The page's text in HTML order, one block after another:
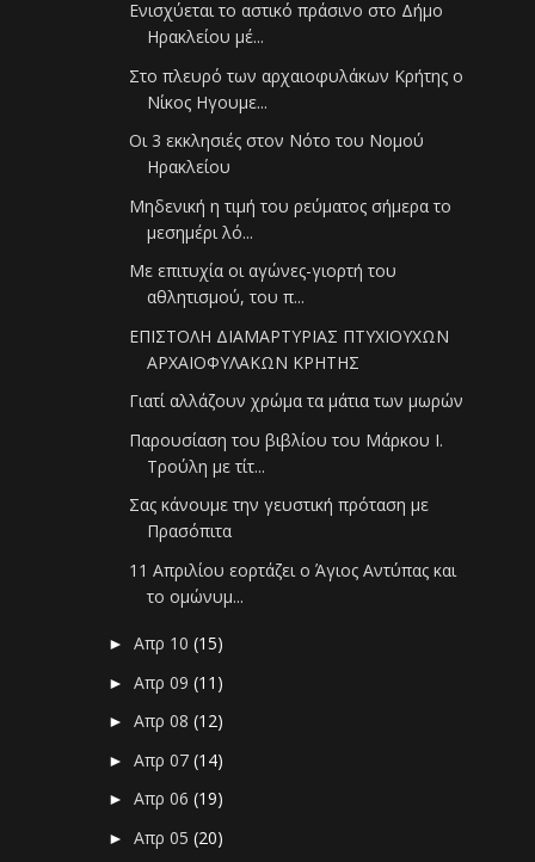
Ενισχύεται το αστικό πράσινο στο Δήμο
Ηρακλείου μέ...
Στο πλευρό των αρχαιοφυλάκων Κρήτης ο
Νίκος Ηγουμε...
Οι 3 εκκλησιές στον Νότο του Νομού
Ηρακλείου
Μηδενική η τιμή του ρεύματος σήμερα το
μεσημέρι λό...
Με επιτυχία οι αγώνες-γιορτή του
αθλητισμού, του π...
ΕΠΙΣΤΟΛΗ ΔΙΑΜΑΡΤΥΡΙΑΣ ΠΤΥΧΙΟΥΧΩΝ
ΑΡΧΑΙΟΦΥΛΑΚΩΝ ΚΡΗΤΗΣ
Γιατί αλλάζουν χρώμα τα μάτια των μωρών
Παρουσίαση του βιβλίου του Μάρκου Ι.
Τρούλη με τίτ...
Σας κάνουμε την γευστική πρόταση με
Πρασόπιτα
11 Απριλίου εορτάζει ο Άγιος Αντύπας και
το ομώνυμ...
►Απρ 10(15)
►Απρ 09(11)
►Απρ 08(12)
►Απρ 07(14)
►Απρ 06(19)
►Απρ 05(20)